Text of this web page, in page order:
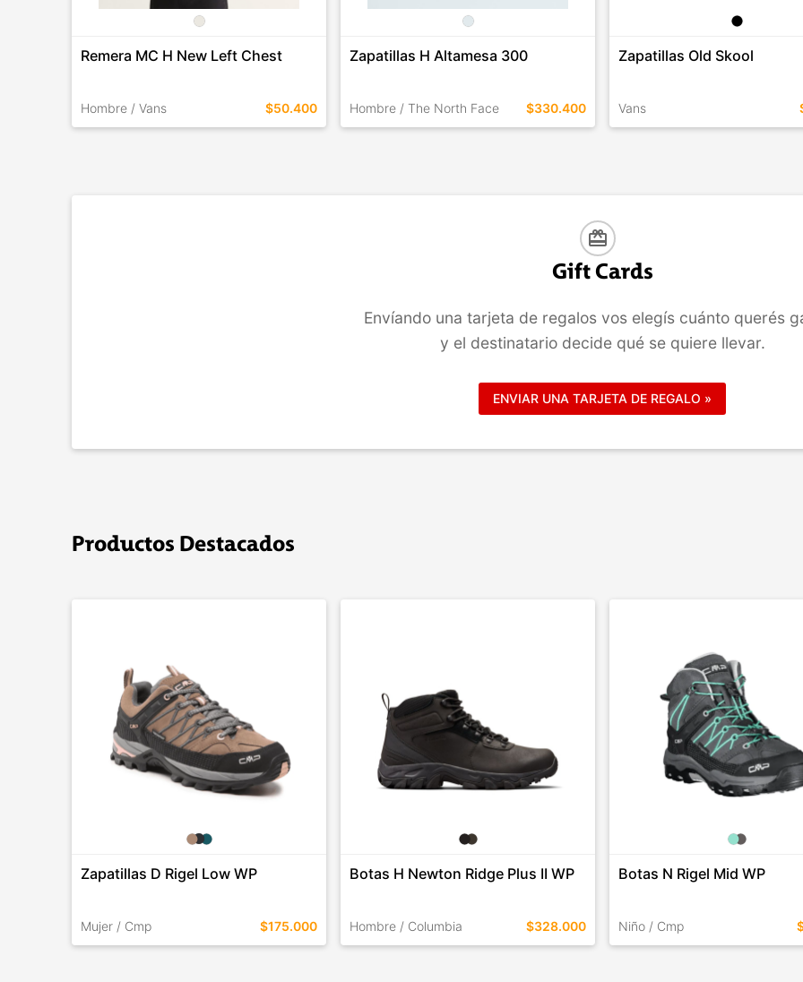
Remera MC H New Left Chest
Hombre / Vans $50.400
Zapatillas H Altamesa 300
Hombre / The North Face $330.400
Zapatillas Old Skool
Vans
card_giftcard
Gift Cards
Envíando una tarjeta de regalos vos elegís cuánto querés
y el destinatario decide qué se quiere llevar.
ENVIAR UNA TARJETA DE REGALO »
Productos Destacados
Zapatillas D Rigel Low WP
Mujer / Cmp $175.000
Botas H Newton Ridge Plus II WP
Hombre / Columbia $328.000
Botas N Rigel Mid WP
Niño / Cmp